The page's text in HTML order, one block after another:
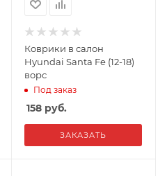
Коврики в салон
Hyundai Santa Fe (12-18)
ворс
Под заказ
158руб.
ЗАКАЗАТЬ